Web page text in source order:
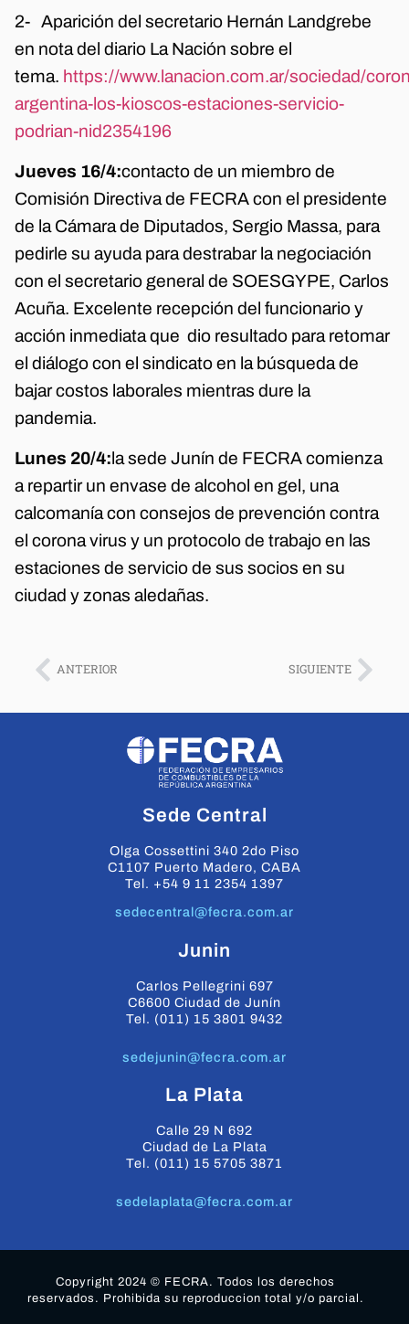
2- Aparición del secretario Hernán Landgrebe
en nota del diario La Nación sobre el
tema. https://www.lanacion.com.ar/sociedad/
argentina-los-kioscos-estaciones-servicio-
podrian-nid2354196
Jueves 16/4:contacto de un miembro de
Comisión Directiva de FECRA con el presidente
de la Cámara de Diputados, Sergio Massa, para
pedirle su ayuda para destrabar la negociación
con el secretario general de SOESGYPE, Carlos
Acuña. Excelente recepción del funcionario y
acción inmediata que dio resultado para retomar
el diálogo con el sindicato en la búsqueda de
bajar costos laborales mientras dure la
pandemia.
Lunes 20/4:la sede Junín de FECRA comienza
a repartir un envase de alcohol en gel, una
calcomanía con consejos de prevención contra
el corona virus y un protocolo de trabajo en las
estaciones de servicio de sus socios en su
ciudad y zonas aledañas.
ANTERIOR SIGUIENTE
Sede Central
Olga Cossettini 340 2do Piso
C1107 Puerto Madero, CABA
Tel. +54 9 11 2354 1397
sedecentral@fecra.com.ar
Junin
Carlos Pellegrini 697
C6600 Ciudad de Junín
Tel. (011) 15 3801 9432
sedejunin@fecra.com.ar
La Plata
Calle 29 N 692
Ciudad de La Plata
Tel. (011) 15 5705 3871
sedelaplata@fecra.com.ar
Copyright 2024 © FECRA. Todos los derechos
reservados. Prohibida su reproduccion total y/o parcial.